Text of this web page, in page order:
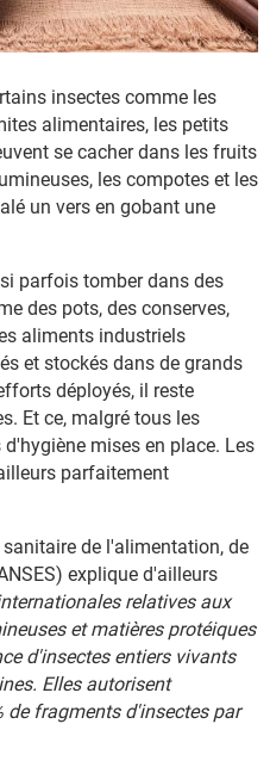
insectes comme les
alimentaires, les petits
se cacher dans les fruits
les compotes et les
un vers en gobant une
parfois tomber dans des
des pots, des conserves,
aliments industriels
et stockés dans de grands
déployés, il reste
Et ce, malgré tous les
mises en place. Les
parfaitement
de l'alimentation, de
explique d'ailleurs
relatives aux
et matières protéiques
d'insectes entiers vivants
Elles autorisent
de fragments d'insectes par